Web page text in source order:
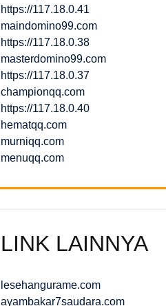
https://117.18.0.41
maindomino99.com
https://117.18.0.38
masterdomino99.com
https://117.18.0.37
championqq.com
https://117.18.0.40
hematqq.com
murniqq.com
menuqq.com
LINK LAINNYA
lesehangurame.com
ayambakar7saudara.com